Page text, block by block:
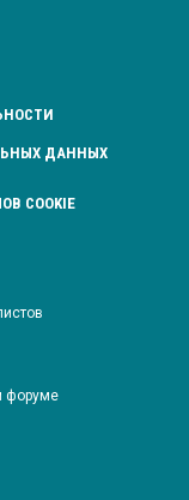
ДАННЫХ
COOKIE
форуме